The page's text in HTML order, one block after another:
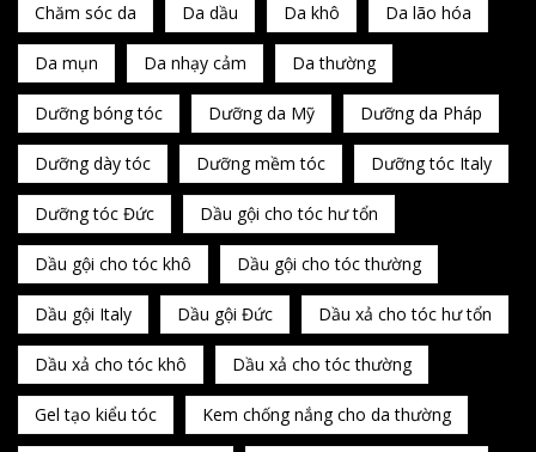
Chăm sóc da Da dầu Da khô Da lão hóa
Da mụn Da nhạy cảm Da thường
Dưỡng bóng tóc Dưỡng da Mỹ Dưỡng da Pháp
Dưỡng dày tóc Dưỡng mềm tóc Dưỡng tóc Italy
Dưỡng tóc Đức Dầu gội cho tóc hư tổn
Dầu gội cho tóc khô Dầu gội cho tóc thường
Dầu gội Italy Dầu gội Đức Dầu xả cho tóc hư tổn
Dầu xả cho tóc khô Dầu xả cho tóc thường
Gel tạo kiểu tóc Kem chống nắng cho da thường